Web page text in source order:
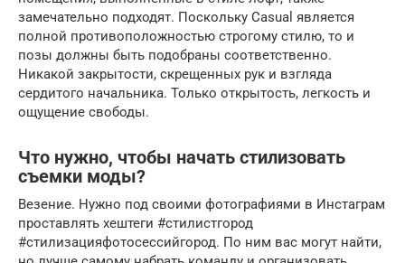
замечательно подходят. Поскольку Casual является
полной противоположностью строгому стилю, то и
позы должны быть подобраны соответственно.
Никакой закрытости, скрещенных рук и взгляда
сердитого начальника. Только открытость, легкость и
ощущение свободы.
Что нужно, чтобы начать стилизовать
съемки моды?
Везение. Нужно под своими фотографиями в Инстаграм
проставлять хештеги #стилистгород
#стилизацияфотосессийгород. По ним вас могут найти,